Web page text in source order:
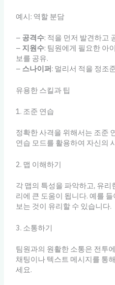
예시: 역할 분담
– 공격수: 적을 먼저 발견하고
– 지원수: 팀원에게 필요한 아
보를 공유.
– 스나이퍼: 멀리서 적을 정조
유용한 스킬과 팁
1. 조준 연습
정확한 사격을 위해서는 조준
연습 모드를 활용하여 자신의
2. 맵 이해하기
각 맵의 특성을 파악하고, 유
리에 큰 도움이 됩니다. 예를
보는 것이 유리할 수 있습니다.
3. 소통하기
팀원과의 원활한 소통은 전투
채팅이나 텍스트 메시지를 통
세요.